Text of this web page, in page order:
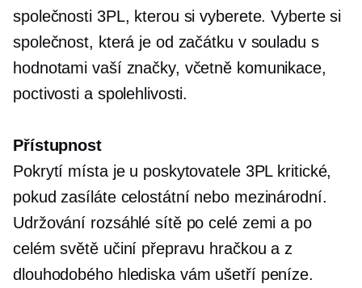
společnosti 3PL, kterou si vyberete. Vyberte si
společnost, která je od začátku v souladu s
hodnotami vaší značky, včetně komunikace,
poctivosti a spolehlivosti.
Přístupnost
Pokrytí místa je u poskytovatele 3PL kritické,
pokud zasíláte celostátní nebo mezinárodní.
Udržování rozsáhlé sítě po celé zemi a po
celém světě učiní přepravu hračkou a z
dlouhodobého hlediska vám ušetří peníze.